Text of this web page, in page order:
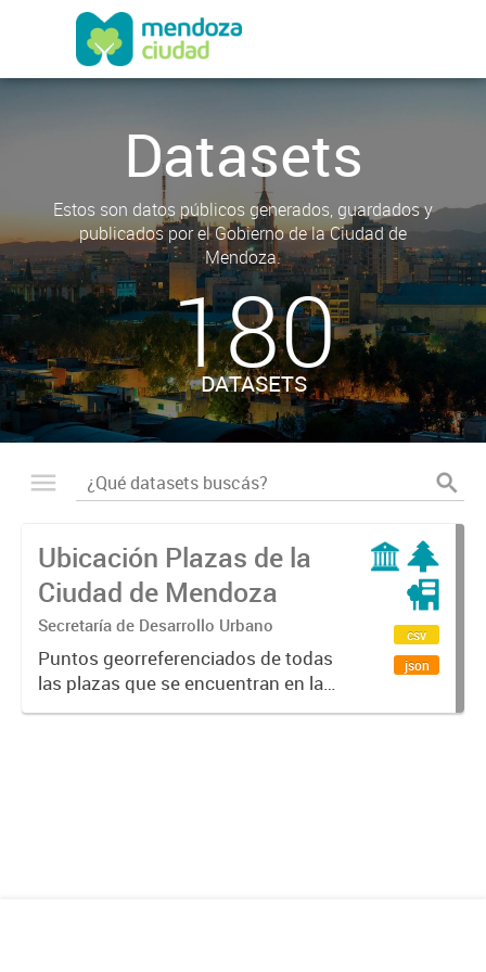
Datasets
Estos son datos públicos generados, guardados y
publicados por el Gobierno de la Ciudad de
Mendoza.
180
DATASETS
Ubicación Plazas de la
Ciudad de Mendoza
Secretaría de Desarrollo Urbano
Puntos georreferenciados de todas
las plazas que se encuentran en la
Ciudad de Mendoza.
csv
json